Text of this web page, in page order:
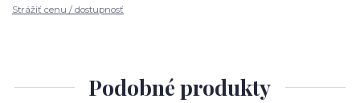
Strážiť cenu / dostupnosť
Podobné produkty